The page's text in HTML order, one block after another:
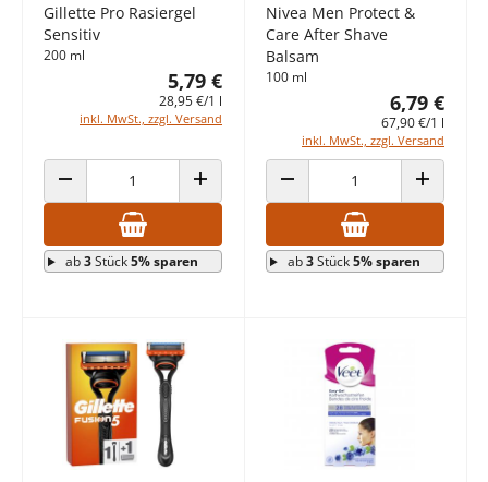
Gillette Pro Rasiergel
Sensitiv
200 ml
5,79 €
28,95 €/1 l
inkl. MwSt., zzgl. Versand
ANZAHL VERRINGERN ANZAHL ERHÖHEN
ab3Stück5% sparen
Nivea Men Protect &
Care After Shave
Balsam
100 ml
6,79 €
67,90 €/1 l
inkl. MwSt., zzgl. Versand
ANZAHL VERRINGERN ANZAHL
ab3Stück5% sparen